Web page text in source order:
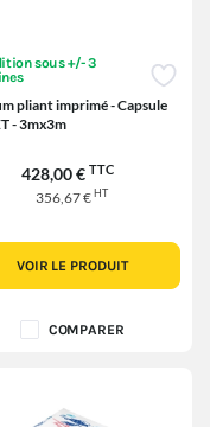
sous +/- 3
pliant imprimé - Capsule
- 3mx3m
428,00 € TTC
356,67 €HT
VOIR LE PRODUIT
COMPARER